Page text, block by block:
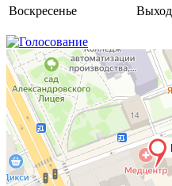
Воскресенье